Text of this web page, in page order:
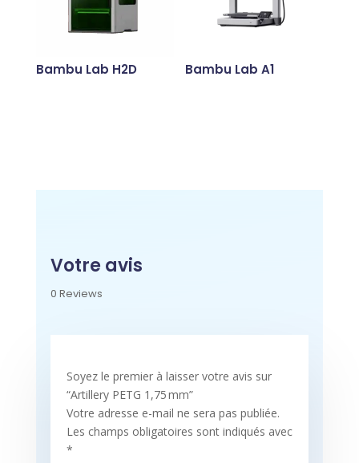
Bambu Lab H2D Bambu Lab A1
Votre avis
0 Reviews
Soyez le premier à laisser votre avis sur
“Artillery PETG 1,75 mm”
Votre adresse e-mail ne sera pas publiée.
Les champs obligatoires sont indiqués avec
*